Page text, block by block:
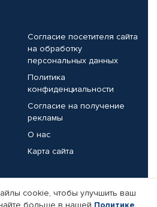
Согласие посетителя сайта
на обработку
персональных данных
Политика
конфиденциальности
Согласие на получение
рекламы
О нас
Карта сайта
cookie, чтобы улучшить ваш
больше в нашей Политике